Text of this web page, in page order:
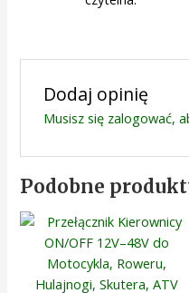
Dodaj opinię
Musisz się zalogować,
Podobne